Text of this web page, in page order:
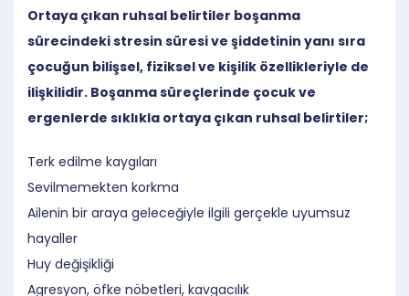
Ortaya çıkan ruhsal belirtiler boşanma
sürecindeki stresin süresi ve şiddetinin yanı sıra
çocuğun bilişsel, fiziksel ve kişilik özellikleriyle de
ilişkilidir. Boşanma süreçlerinde çocuk ve
ergenlerde sıklıkla ortaya çıkan ruhsal belirtiler;
Terk edilme kaygıları
Sevilmemekten korkma
Ailenin bir araya geleceğiyle ilgili gerçekle uyumsuz
hayaller
Huy değişikliği
Agresyon, öfke nöbetleri, kavgacılık